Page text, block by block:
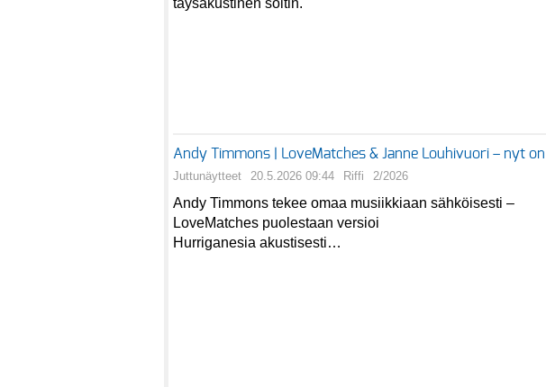
täysakustinen soitin.
Andy Timmons | LoveMatches & Janne Louhivuori – nyt on
Juttunäytteet 20.5.2026 09:44 Riffi 2/2026
Andy Timmons tekee omaa musiikkiaan sähköisesti –
LoveMatches puolestaan versioi
Hurriganesia akustisesti…